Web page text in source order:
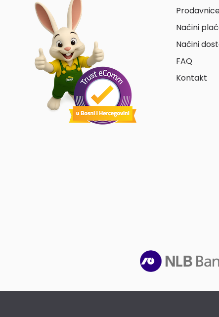
Načini
Načini
FAQ
Kontakt